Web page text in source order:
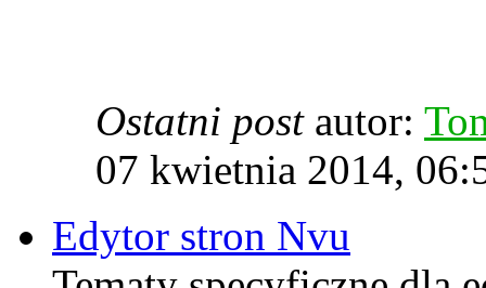
Ostatni postautor:
07 kwietnia 2014,
Edytor stron Nvu